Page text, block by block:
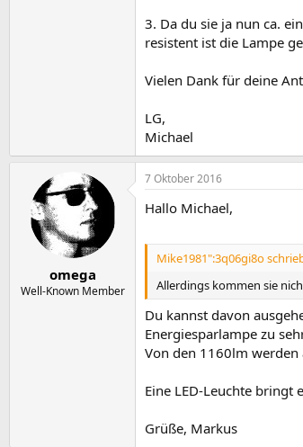
3. Da du sie ja nun ca.
resistent ist die Lampe
Vielen Dank für deine
LG,
Michael
omega
Well-Known Member
7 Oktober 2016
Hallo Michael,
Mike1981":3q06gi8o
Allerdings kommen sie
Du kannst davon
Energiesparlampe zu
Von den 1160lm
Eine LED-Leuchte bringt
Grüße, Markus